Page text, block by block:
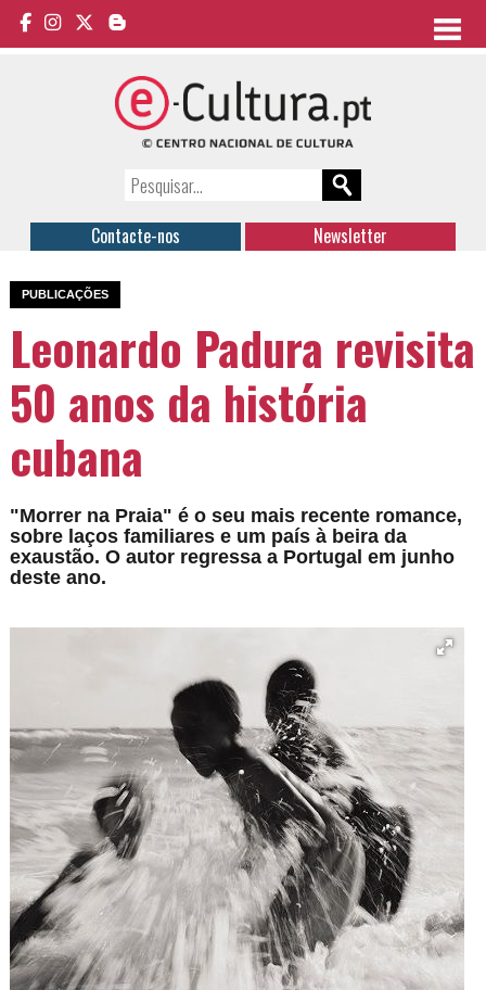
Contacte-nos Newsletter
PUBLICAÇÕES
Leonardo Padura revisita
50 anos da história
cubana
"Morrer na Praia" é o seu mais recente romance,
sobre laços familiares e um país à beira da
exaustão. O autor regressa a Portugal em junho
deste ano.